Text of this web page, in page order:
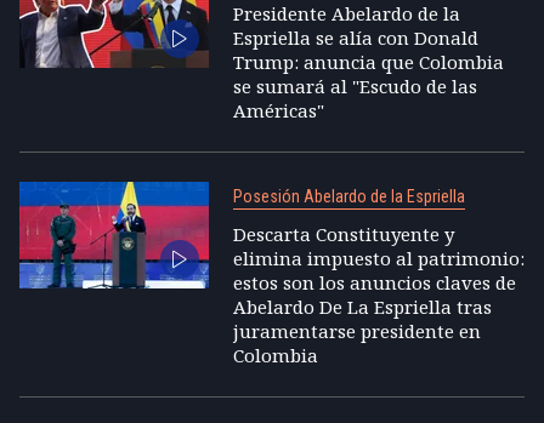
Presidente Abelardo de la
Espriella se alía con Donald
Trump: anuncia que Colombia
se sumará al "Escudo de las
Américas"
Posesión Abelardo de la Espriella
Descarta Constituyente y
elimina impuesto al patrimonio:
estos son los anuncios claves de
Abelardo De La Espriella tras
juramentarse presidente en
Colombia